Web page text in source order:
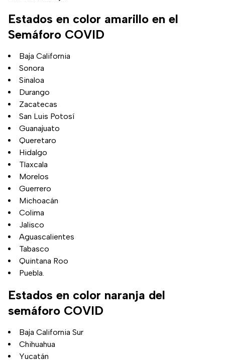
Estados en color amarillo en el
Semáforo COVID
Baja California
Sonora
Sinaloa
Durango
Zacatecas
San Luis Potosí
Guanajuato
Queretaro
Hidalgo
Tlaxcala
Morelos
Guerrero
Michoacán
Colima
Jalisco
Aguascalientes
Tabasco
Quintana Roo
Puebla.
Estados en color naranja del
semáforo COVID
Baja California Sur
Chihuahua
Yucatán